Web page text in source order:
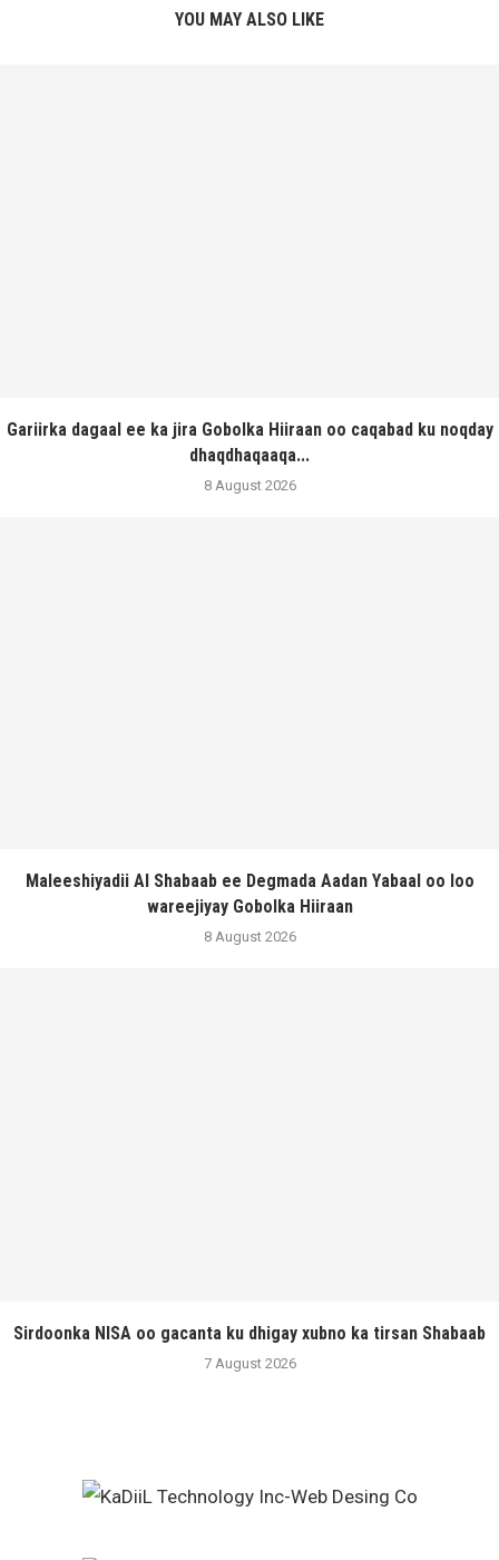
YOU MAY ALSO LIKE
Gariirka dagaal ee ka jira Gobolka Hiiraan oo caqabad ku noqday
dhaqdhaqaaqa...
8 August 2026
Maleeshiyadii Al Shabaab ee Degmada Aadan Yabaal oo loo
wareejiyay Gobolka Hiiraan
8 August 2026
Sirdoonka NISA oo gacanta ku dhigay xubno ka tirsan Shabaab
7 August 2026